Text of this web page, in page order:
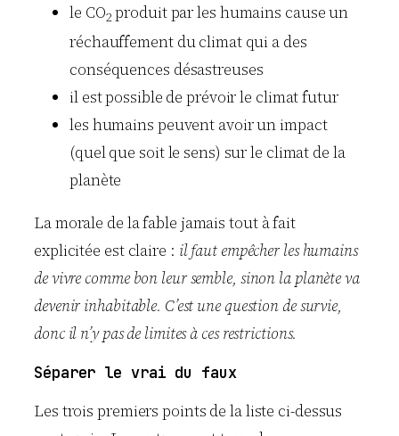
le CO2produit par les humains cause un
réchauffement du climat qui a des
conséquences désastreuses
il est possible de prévoir le climat futur
les humains peuvent avoir un impact
(quel que soit le sens) sur le climat de la
planète
La morale de la fable jamais tout à fait
explicitée est claire : il faut empêcher les humains
de vivre comme bon leur semble, sinon la planète va
devenir inhabitable. C’est une question de survie,
donc il n’y pas de limites à ces restrictions.
Séparer le vrai du faux
Les trois premiers points de la liste ci-dessus